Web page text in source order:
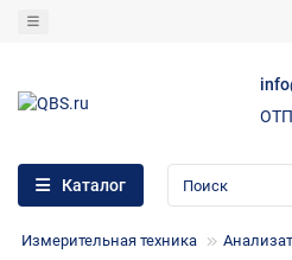
Каталог
Измерительная техника